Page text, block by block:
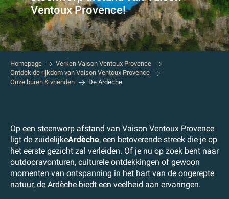
Ventoux Provence!
Homepage
Verken Vaison Ventoux Provence
Ontdek de rijkdom van Vaison Ventoux Provence
Onze buren & vrienden
De Ardèche
Op een steenworp afstand van Vaison Ventoux Provence
ligt de zuidelijkeArdèche, een betoverende streek die je op
het eerste gezicht zal verleiden. Of je nu op zoek bent naar
outdooravonturen, culturele ontdekkingen of gewoon
momenten van ontspanning in het hart van de ongerepte
natuur, de Ardèche biedt een veelheid aan ervaringen.